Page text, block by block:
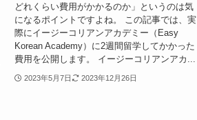
どれくらい費用がかかるのか」というのは気
になるポイントですよね。 この記事では、実
際にイージーコリアンアカデミー（Easy
Korean Academy）に2週間留学してかかった
費用を公開します。 イージーコリアンアカ...
2023年5月7日 2023年12月26日